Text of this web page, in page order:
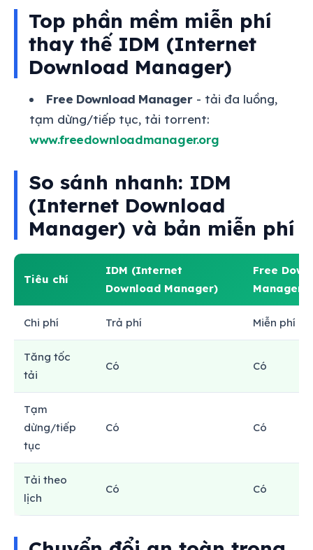
Top phần mềm miễn phí
thay thế IDM (Internet
Download Manager)
Free Download Manager- tải đa luồng,
tạm dừng/tiếp tục, tải torrent:
www.freedownloadmanager.org
So sánh nhanh: IDM
(Internet Download
Manager) và bản miễn phí
Tiêu chí
IDM (Internet
Download Manager)
Free
Manager
Chi phí Trả phí Miễn phí
Tăng tốc
tải
Có Có
Tạm
dừng/tiếp
tục
Có Có
Tải theo
lịch
Có Có